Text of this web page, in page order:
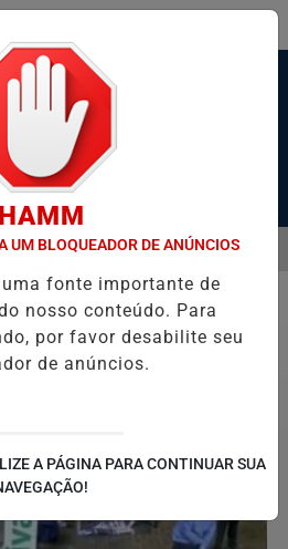
CARRO EM SANTOS JUSTIÇA
MENU
HAMM
UM BLOQUEADOR DE ANÚNCIOS
fonte importante de
nosso conteúdo. Para
por favor desabilite seu
de anúncios.
A PÁGINA PARA CONTINUAR SUA